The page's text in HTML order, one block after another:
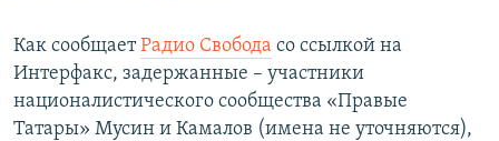
КРЫМ.НЕПОКОРЕННЫЙ
УКРАИНСКАЯ ПРОБЛЕМА КРЫМА
Как сообщаетРадио Свобода со ссылкой на
Интерфакс, задержанные – участники
националистического сообщества «Правые
Татары» Мусин и Камалов (имена не уточняются),